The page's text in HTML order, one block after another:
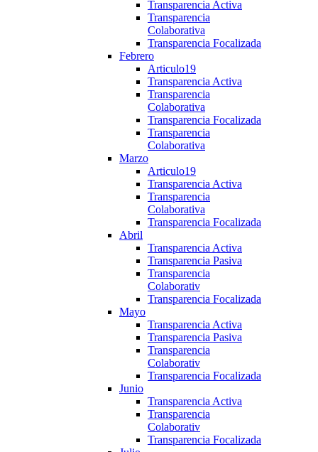
Transparencia Activa
Transparencia
Colaborativa
Transparencia Focalizada
Febrero
Articulo19
Transparencia Activa
Transparencia
Colaborativa
Transparencia Focalizada
Transparencia
Colaborativa
Marzo
Articulo19
Transparencia Activa
Transparencia
Colaborativa
Transparencia Focalizada
Abril
Transparencia Activa
Transparencia Pasiva
Transparencia
Colaborativ
Transparencia Focalizada
Mayo
Transparencia Activa
Transparencia Pasiva
Transparencia
Colaborativ
Transparencia Focalizada
Junio
Transparencia Activa
Transparencia
Colaborativ
Transparencia Focalizada